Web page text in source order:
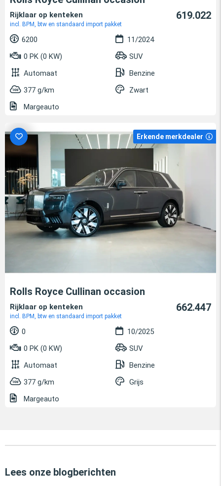
Rijklaar op kenteken
incl. BPM, btw en standaard import pakket
619.022
6200
11/2024
0 PK (0 KW)
SUV
Automaat
Benzine
377 g/km
Zwart
Margeauto
Erkende merkdealer
Rolls Royce Cullinan occasion
Rijklaar op kenteken
incl. BPM, btw en standaard import pakket
662.447
0
10/2025
0 PK (0 KW)
SUV
Automaat
Benzine
377 g/km
Grijs
Margeauto
Lees onze blogberichten